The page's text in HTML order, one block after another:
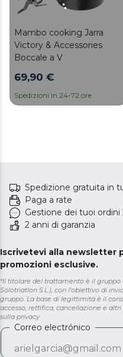
Mambo cooking Jarra
Victory & Accessories
Boccale a V
69,90 €
Spedizioni in 24-72 ore
Spedizione gratuita in
Paga a rate
Gestione dei tuoi ordini
2 anni di garanzia
Iscrivetevi alla newsletter
promozioni esclusive.
*Il titolare del trattamento è il gruppo
Solotriatlon S.L.), con l'obiettivo di
gruppo. La base di legittimità è il
accesso, rettifica, cancellazione e
sulla privacy
Correo electrónico